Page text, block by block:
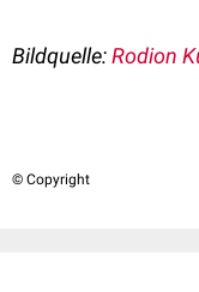
Bildquelle:Rodion
© Copyright